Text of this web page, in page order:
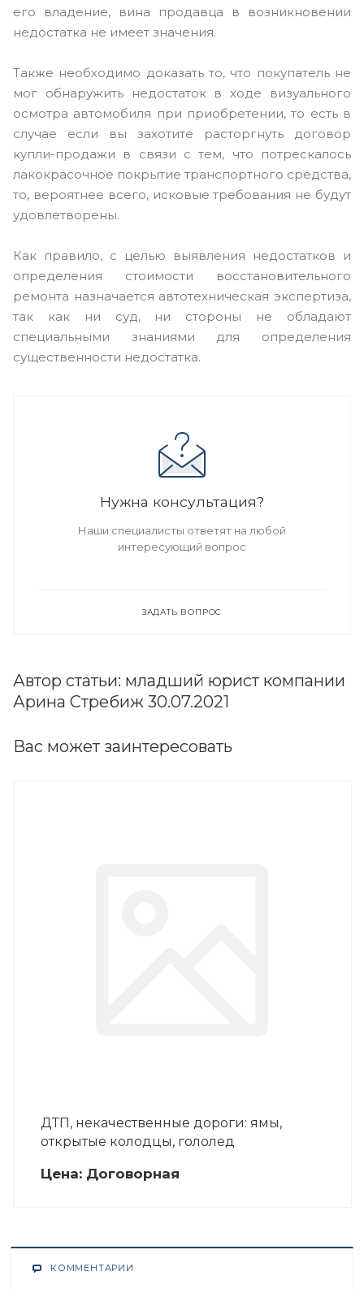
его владение, вина продавца в возникновении
недостатка не имеет значения.
Также необходимо доказать то, что покупатель не
мог обнаружить недостаток в ходе визуального
осмотра автомобиля при приобретении, то есть в
случае если вы захотите расторгнуть договор
купли-продажи в связи с тем, что потрескалось
лакокрасочное покрытие транспортного средства,
то, вероятнее всего, исковые требования не будут
удовлетворены.
Как правило, с целью выявления недостатков и
определения стоимости восстановительного
ремонта назначается автотехническая экспертиза,
так как ни суд, ни стороны не обладают
специальными знаниями для определения
существенности недостатка.
Нужна консультация?
Наши специалисты ответят на любой
интересующий вопрос
ЗАДАТЬ ВОПРОС
Автор статьи: младший юрист компании
Арина Стребиж 30.07.2021
Вас может заинтересовать
ДТП, некачественные дороги: ямы,
открытые колодцы, гололед
Цена: Договорная
КОММЕНТАРИИ